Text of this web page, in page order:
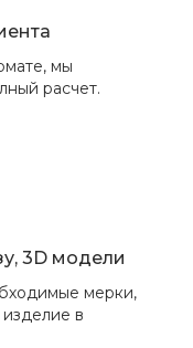
мы
расчет.
3D модели
мерки,
в